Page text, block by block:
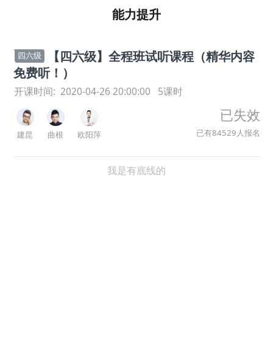
能力提升
四六级
【四六级】全程班试听课程（精华内容
免费听！）
开课时间: 2020-04-26 20:00:00 5课时
建昆 曲根 欧阳萍
已失效
已有84529人报名
我是有底线的